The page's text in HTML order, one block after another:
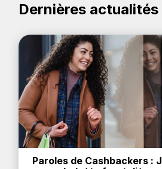
Dernières actualités
Paroles de Cashbackers :